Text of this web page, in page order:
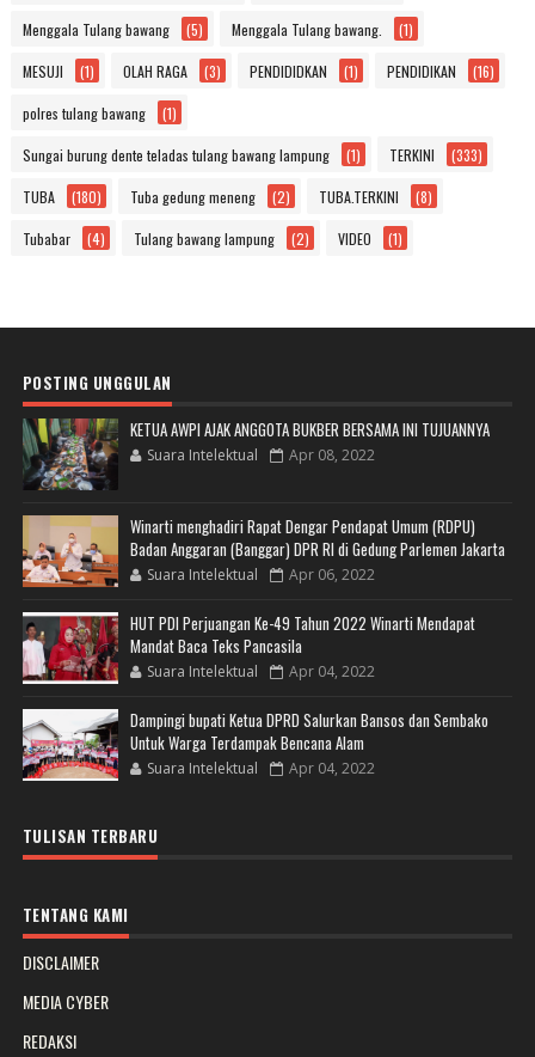
Menggala Tulang bawang (5) Menggala Tulang bawang. (1)
MESUJI (1) OLAH RAGA (3) PENDIDIDKAN (1) PENDIDIKAN (16)
polres tulang bawang (1)
Sungai burung dente teladas tulang bawang lampung (1) TERKINI (333)
TUBA (180) Tuba gedung meneng (2) TUBA.TERKINI (8)
Tubabar (4) Tulang bawang lampung (2) VIDEO (1)
POSTING UNGGULAN
KETUA AWPI AJAK ANGGOTA BUKBER BERSAMA INI TUJUANNYA
Suara Intelektual Apr 08, 2022
Winarti menghadiri Rapat Dengar Pendapat Umum (RDPU)
Badan Anggaran (Banggar) DPR RI di Gedung Parlemen Jakarta
Suara Intelektual Apr 06, 2022
HUT PDI Perjuangan Ke-49 Tahun 2022 Winarti Mendapat
Mandat Baca Teks Pancasila
Suara Intelektual Apr 04, 2022
Dampingi bupati Ketua DPRD Salurkan Bansos dan Sembako
Untuk Warga Terdampak Bencana Alam
Suara Intelektual Apr 04, 2022
TULISAN TERBARU
TENTANG KAMI
DISCLAIMER
MEDIA CYBER
REDAKSI